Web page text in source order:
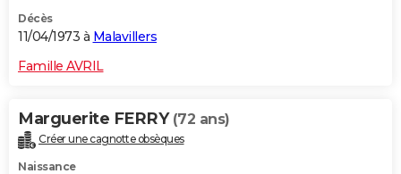
Décès
11/04/1973 à Malavillers
Famille AVRIL
Marguerite FERRY (72 ans)
Créer une cagnotte obsèques
Naissance